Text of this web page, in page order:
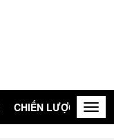
CHIẾN LƯỢC